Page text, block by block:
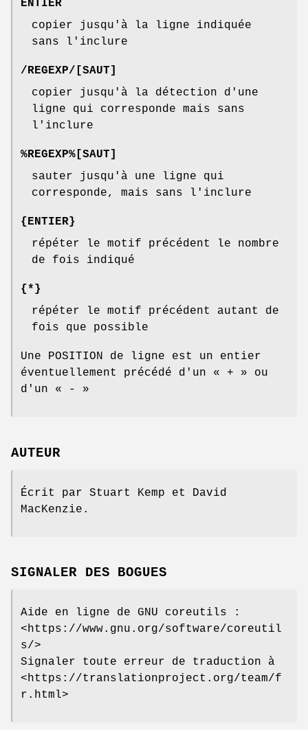
ENTIER
copier jusqu'à la ligne indiquée
sans l'inclure
/REGEXP/[SAUT]
copier jusqu'à la détection d'une
ligne qui corresponde mais sans
l'inclure
%REGEXP%[SAUT]
sauter jusqu'à une ligne qui
corresponde, mais sans l'inclure
{ENTIER}
répéter le motif précédent le nombre
de fois indiqué
{*}
répéter le motif précédent autant de
fois que possible
Une POSITION de ligne est un entier
éventuellement précédé d'un « + » ou
d'un « - »
AUTEUR
Écrit par Stuart Kemp et David
MacKenzie.
SIGNALER DES BOGUES
Aide en ligne de GNU coreutils :
<https://www.gnu.org/software/coreutil
s/>
Signaler toute erreur de traduction à
<https://translationproject.org/team/f
r.html>